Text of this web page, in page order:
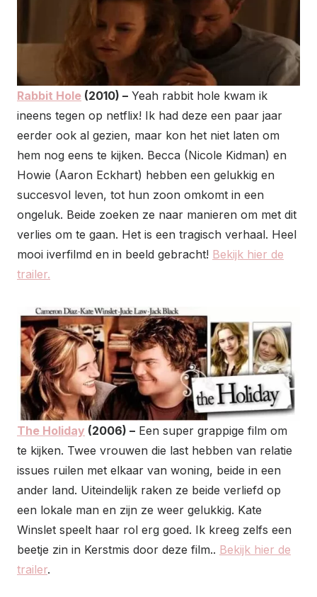
Rabbit Hole (2010) – Yeah rabbit hole kwam ik
ineens tegen op netflix! Ik had deze een paar jaar
eerder ook al gezien, maar kon het niet laten om
hem nog eens te kijken. Becca (Nicole Kidman) en
Howie (Aaron Eckhart) hebben een gelukkig en
succesvol leven, tot hun zoon omkomt in een
ongeluk. Beide zoeken ze naar manieren om met dit
verlies om te gaan. Het is een tragisch verhaal. Heel
mooi iverfilmd en in beeld gebracht! Bekijk hier de
trailer.
The Holiday (2006) – Een super grappige film om
te kijken. Twee vrouwen die last hebben van relatie
issues ruilen met elkaar van woning, beide in een
ander land. Uiteindelijk raken ze beide verliefd op
een lokale man en zijn ze weer gelukkig. Kate
Winslet speelt haar rol erg goed. Ik kreeg zelfs een
beetje zin in Kerstmis door deze film.. Bekijk hier de
trailer.